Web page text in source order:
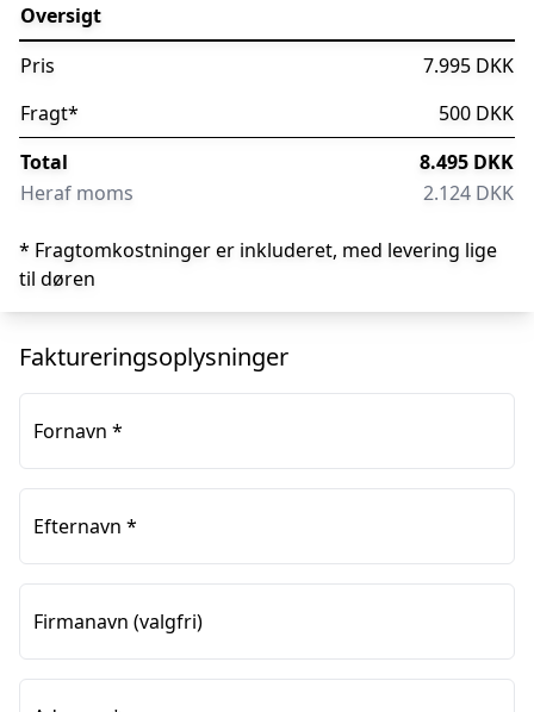
Oversigt
Pris
7.995 DKK
Fragt*
500 DKK
Total
8.495 DKK
Heraf moms
2.124 DKK
* Fragtomkostninger er inkluderet, med levering lige
til døren
Faktureringsoplysninger
Fornavn *
Efternavn *
Firmanavn (valgfri)